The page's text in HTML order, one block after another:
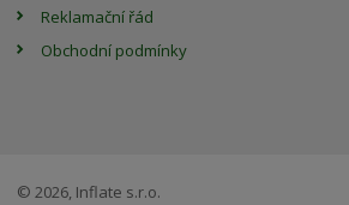
Reklamační řád
Obchodní podmínky
© 2026, Inflate s.r.o.